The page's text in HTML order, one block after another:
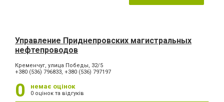
Управление Приднепровских магистральных
нефтепроводов
Кременчуг, улица Победы, 32/5
+380 (536) 796833, +380 (536) 797197
0 немає оцінок
0 оцінок та відгуків